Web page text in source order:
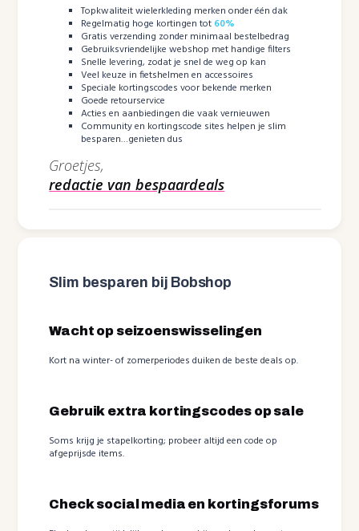
Topkwaliteit wielerkleding merken onder één dak
Regelmatig hoge kortingen tot 60%
Gratis verzending zonder minimaal bestelbedrag
Gebruiksvriendelijke webshop met handige filters
Snelle levering, zodat je snel de weg op kan
Veel keuze in fietshelmen en accessoires
Speciale kortingscodes voor bekende merken
Goede retourservice
Acties en aanbiedingen die vaak vernieuwen
Community en kortingscode sites helpen je slim
besparen…genieten dus
Groetjes,
redactie van bespaardeals
Slim besparen bij Bobshop
Wacht op seizoenswisselingen
Kort na winter- of zomerperiodes duiken de beste deals op.
Gebruik extra kortingscodes op sale
Soms krijg je stapelkorting; probeer altijd een code op
afgeprijsde items.
Check social media en kortingsforums